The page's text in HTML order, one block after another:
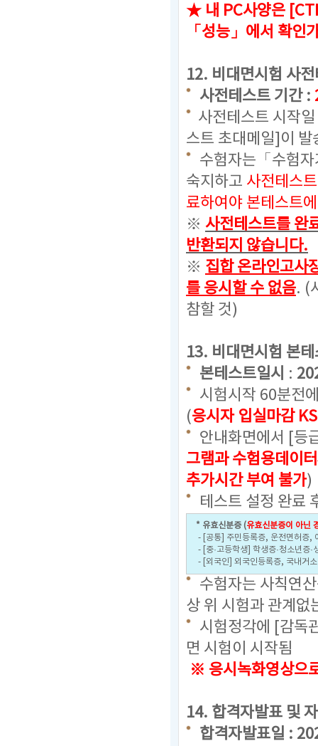
★ 내 PC사양은
「성능」에서 확인
12. 비대면시험 사
사전테스트 기간 :
사전테스트 시작
스트 초대메일]이 발
수험자는「수험
숙지하고 사전테스
료하여야 본테스트
※ 사전테스트를 완
반환되지 않습니다.
※ 집합 온라인고사
를 응시할 수 없음. (
참할 것)
13. 비대면시험 본
본테스트일시 :
시험시작 60분전
(응시자 입실마감
안내화면에서 [등
그램과 수험용데이
추가시간 부여 불가)
테스트 설정 완료
* 유효신분증 (유효신분증이 아닌
- [공통] 주민등록증, 운전면허증,
- [중·고등학생] 학생증·청소년증
- [외국인] 외국인등록증, 국내거
수험자는 사칙연
상 위 시험과 관계없
시험정각에 [감독
면 시험이 시작됨
※ 응시녹화영상으
14. 합격자발표 및
합격자발표일 :